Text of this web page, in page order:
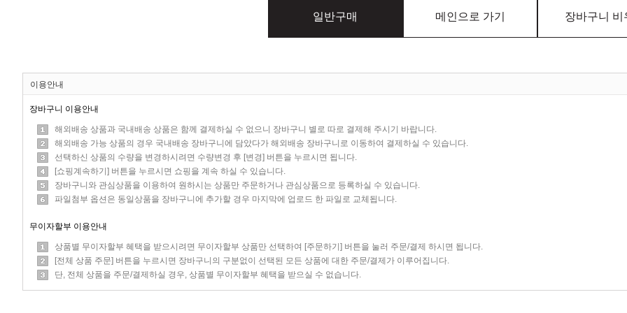
일반구매 메인으로 가기 장바구니 비
이용안내
장바구니 이용안내
해외배송 상품과 국내배송 상품은 함께 결제하실 수 없으니 장바구니 별로 따로 결제해 주시기 바랍니다.
해외배송 가능 상품의 경우 국내배송 장바구니에 담았다가 해외배송 장바구니로 이동하여 결제하실 수 있습니다.
선택하신 상품의 수량을 변경하시려면 수량변경 후 [변경] 버튼을 누르시면 됩니다.
[쇼핑계속하기] 버튼을 누르시면 쇼핑을 계속 하실 수 있습니다.
장바구니와 관심상품을 이용하여 원하시는 상품만 주문하거나 관심상품으로 등록하실 수 있습니다.
파일첨부 옵션은 동일상품을 장바구니에 추가할 경우 마지막에 업로드 한 파일로 교체됩니다.
무이자할부 이용안내
상품별 무이자할부 혜택을 받으시려면 무이자할부 상품만 선택하여 [주문하기] 버튼을 눌러 주문/결제 하시면 됩니다.
[전체 상품 주문] 버튼을 누르시면 장바구니의 구분없이 선택된 모든 상품에 대한 주문/결제가 이루어집니다.
단, 전체 상품을 주문/결제하실 경우, 상품별 무이자할부 혜택을 받으실 수 없습니다.